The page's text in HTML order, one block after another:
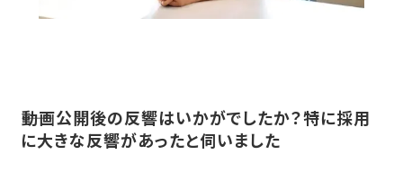
動画公開後の反響はいかがでしたか？特に採用
に大きな反響があったと伺いました